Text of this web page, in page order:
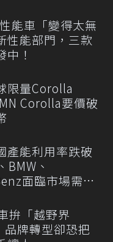
能車「變得太無
性能部門，三款
中！
限量Corolla
Corolla要價破
產能利用率跌破
、
面臨市場需求
拚「越野界
牌轉型卻恐把